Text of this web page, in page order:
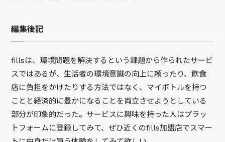
編集後記
fillsは、環境問題を解決するという課題から作られたサービ
スではあるが、生活者の環境意識の向上に頼ったり、飲食
店に負担をかけたりする方法ではなく、マイボトルを持つ
ことと経済的に豊かになることを両立させようとしている
部分が印象的だった。サービスに興味を持った人はプラッ
トフォームに登録してみて、ぜひ近くのfills加盟店でスマー